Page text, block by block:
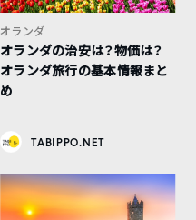
オランダ
オランダの治安は？物価は？
オランダ旅行の基本情報まと
め
TABIPPO.NET